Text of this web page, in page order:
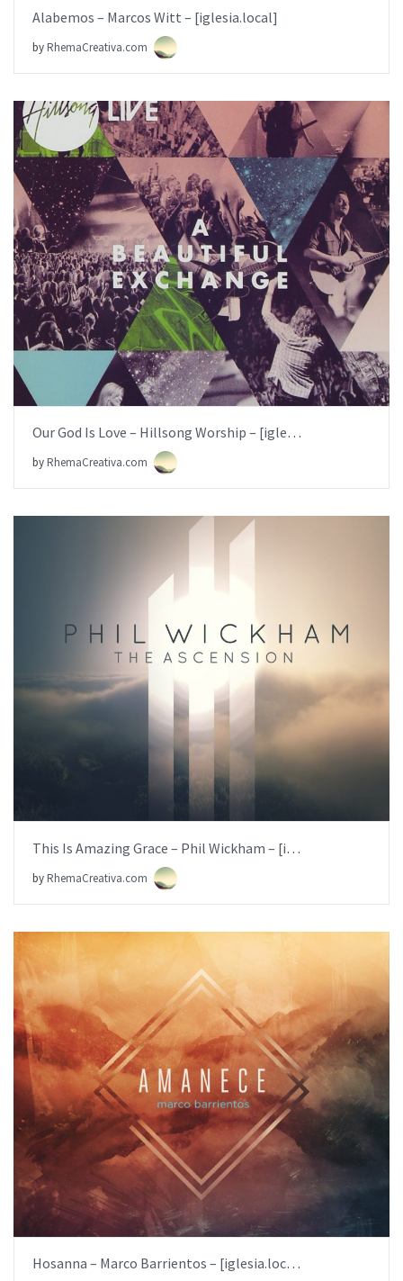
Alabemos – Marcos Witt – [iglesia.local]
byRhemaCreativa.com
AÑADIR AL PEDIDO
ITEM PRICE:$6.99
Our God Is Love – Hillsong Worship – [iglesia.local]
byRhemaCreativa.com
AÑADIR AL PEDIDO
ITEM PRICE:
This Is Amazing Grace – Phil Wickham – [iglesia.local]
byRhemaCreativa.com
AÑADIR AL PEDIDO
ITEM PRICE:$19.99
Hosanna – Marco Barrientos – [iglesia.local]